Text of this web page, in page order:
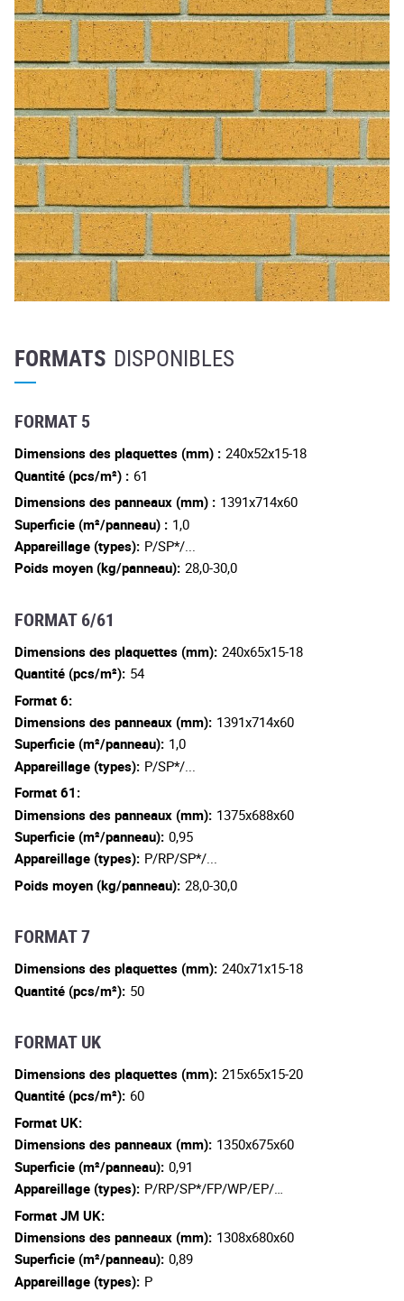
FORMATS DISPONIBLES
FORMAT 5
Dimensions des plaquettes (mm) : 240x52x15-18
Quantité (pcs/m²) : 61
Dimensions des panneaux (mm) : 1391x714x60
Superficie (m²/panneau) : 1,0
Appareillage (types): P/SP*/...
Poids moyen (kg/panneau): 28,0-30,0
FORMAT 6/61
Dimensions des plaquettes (mm): 240x65x15-18
Quantité (pcs/m²): 54
Format 6:
Dimensions des panneaux (mm): 1391x714x60
Superficie (m²/panneau): 1,0
Appareillage (types): P/SP*/...
Format 61:
Dimensions des panneaux (mm): 1375x688x60
Superficie (m²/panneau): 0,95
Appareillage (types): P/RP/SP*/...
Poids moyen (kg/panneau): 28,0-30,0
FORMAT 7
Dimensions des plaquettes (mm): 240x71x15-18
Quantité (pcs/m²): 50
FORMAT UK
Dimensions des plaquettes (mm): 215x65x15-20
Quantité (pcs/m²): 60
Format UK:
Dimensions des panneaux (mm): 1350x675x60
Superficie (m²/panneau): 0,91
Appareillage (types): P/RP/SP*/FP/WP/EP/…
Format JM UK:
Dimensions des panneaux (mm): 1308x680x60
Superficie (m²/panneau): 0,89
Appareillage (types): P